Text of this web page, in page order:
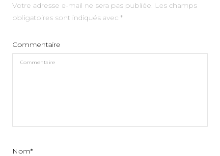
Votre adresse e-mail ne sera pas publiée. Les champs
obligatoires sont indiqués avec *
Commentaire
Nom*